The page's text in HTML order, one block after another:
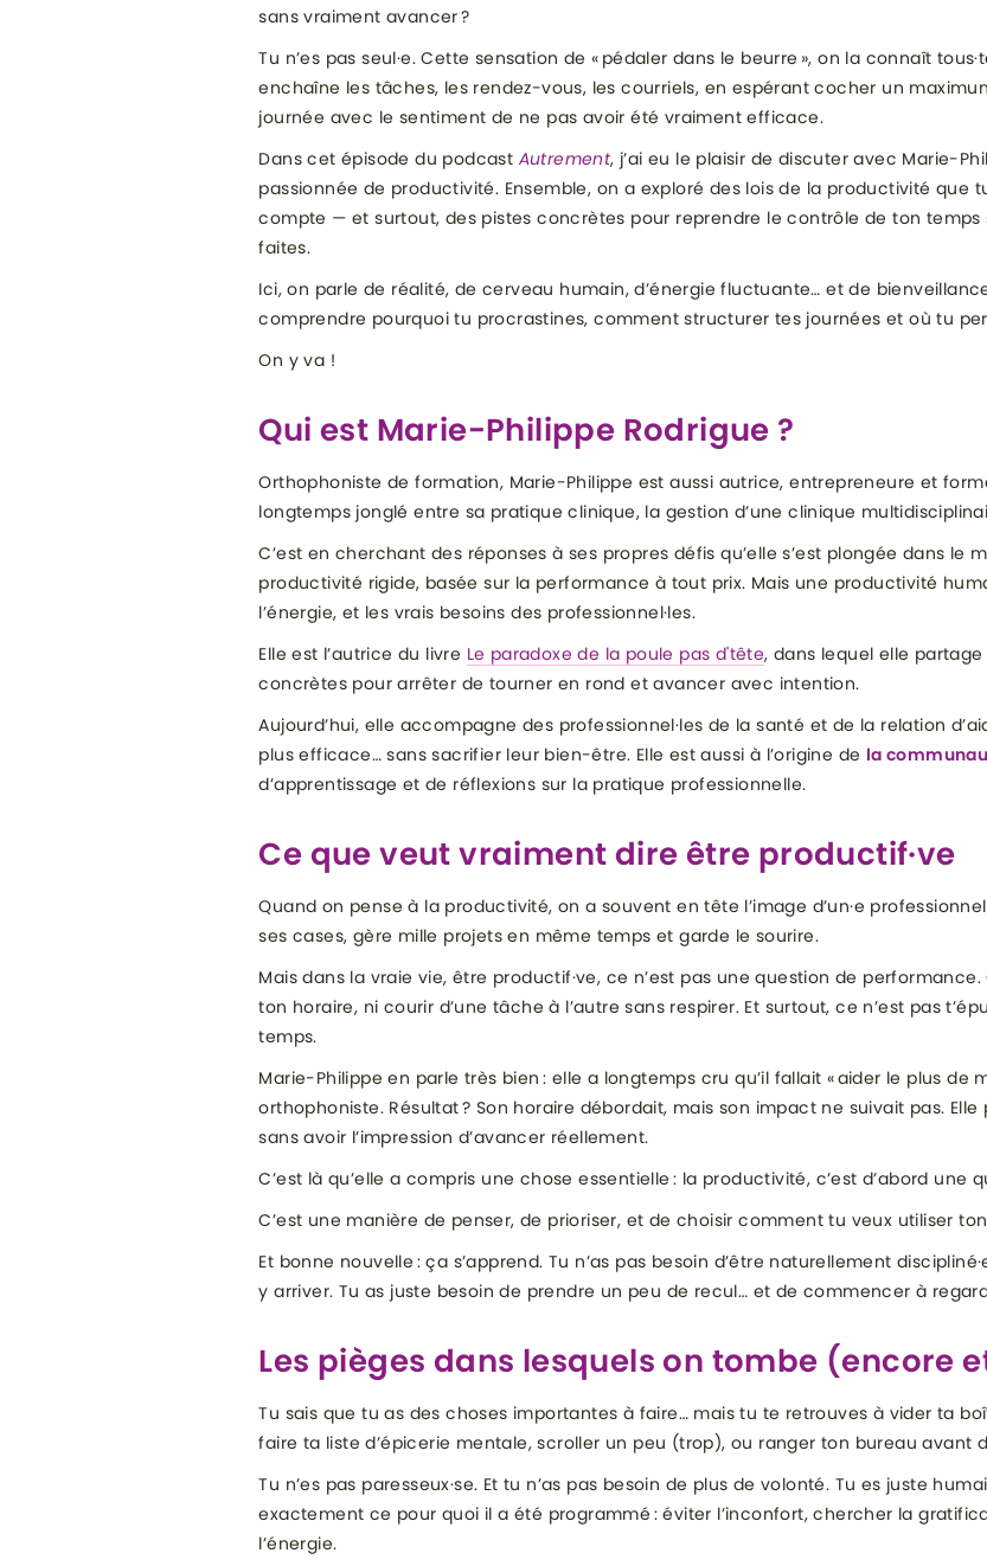
sans vraiment avancer ?
Tu n’es pas seul·e. Cette sensation de « pédaler dans le beurre », on la connaît
enchaîne les tâches, les rendez-vous, les courriels, en espérant cocher un
journée avec le sentiment de ne pas avoir été vraiment efficace.
Dans cet épisode du podcast Autrement, j’ai eu le plaisir de discuter avec Marie-
passionnée de productivité. Ensemble, on a exploré des lois de la productivité que
compte — et surtout, des pistes concrètes pour reprendre le contrôle de ton temps
faites.
Ici, on parle de réalité, de cerveau humain, d’énergie fluctuante… et de
comprendre pourquoi tu procrastines, comment structurer tes journées et où tu
On y va !
Qui est Marie-Philippe Rodrigue ?
Orthophoniste de formation, Marie-Philippe est aussi autrice, entrepreneure et
longtemps jonglé entre sa pratique clinique, la gestion d’une clinique
C’est en cherchant des réponses à ses propres défis qu’elle s’est plongée dans le
productivité rigide, basée sur la performance à tout prix. Mais une productivité
l’énergie, et les vrais besoins des professionnel·les.
Elle est l’autrice du livre Le paradoxe de la poule pas d'tête, dans lequel elle
concrètes pour arrêter de tourner en rond et avancer avec intention.
Aujourd’hui, elle accompagne des professionnel·les de la santé et de la relation
plus efficace… sans sacrifier leur bien-être. Elle est aussi à l’origine de la
d’apprentissage et de réflexions sur la pratique professionnelle.
Ce que veut vraiment dire être productif·ve
Quand on pense à la productivité, on a souvent en tête l’image d’un·e
ses cases, gère mille projets en même temps et garde le sourire.
Mais dans la vraie vie, être productif·ve, ce n’est pas une question de
ton horaire, ni courir d’une tâche à l’autre sans respirer. Et surtout, ce n’est pas
temps.
Marie-Philippe en parle très bien : elle a longtemps cru qu’il fallait « aider le plus de
orthophoniste. Résultat ? Son horaire débordait, mais son impact ne suivait pas.
sans avoir l’impression d’avancer réellement.
C’est là qu’elle a compris une chose essentielle : la productivité, c’est d’abord
C’est une manière de penser, de prioriser, et de choisir comment tu veux utiliser
Et bonne nouvelle : ça s’apprend. Tu n’as pas besoin d’être naturellement
y arriver. Tu as juste besoin de prendre un peu de recul… et de commencer à
Les pièges dans lesquels on tombe (encore
Tu sais que tu as des choses importantes à faire… mais tu te retrouves à vider ta
faire ta liste d’épicerie mentale, scroller un peu (trop), ou ranger ton bureau avant
Tu n’es pas paresseux·se. Et tu n’as pas besoin de plus de volonté. Tu es juste
exactement ce pour quoi il a été programmé : éviter l’inconfort, chercher la
l’énergie.